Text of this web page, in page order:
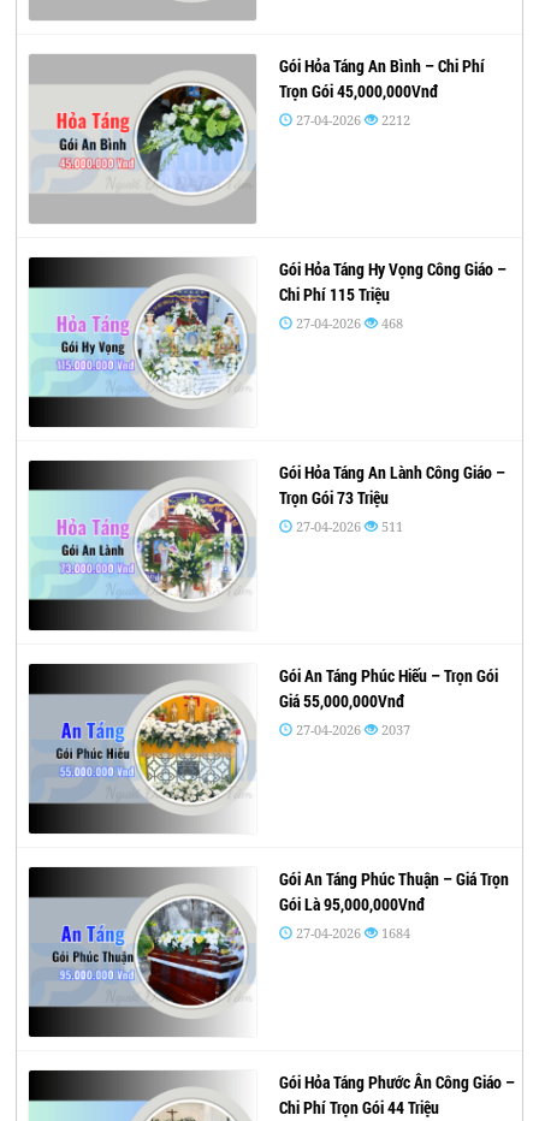
Gói Hỏa Táng An Bình – Chi Phí
Trọn Gói 45,000,000Vnđ
27-04-2026 2212
Gói Hỏa Táng Hy Vọng Công Giáo –
Chi Phí 115 Triệu
27-04-2026 468
Gói Hỏa Táng An Lành Công Giáo –
Trọn Gói 73 Triệu
27-04-2026 511
Gói An Táng Phúc Hiếu – Trọn Gói
Giá 55,000,000Vnđ
27-04-2026 2037
Gói An Táng Phúc Thuận – Giá Trọn
Gói Là 95,000,000Vnđ
27-04-2026 1684
Gói Hỏa Táng Phước Ân Công Giáo –
Chi Phí Trọn Gói 44 Triệu